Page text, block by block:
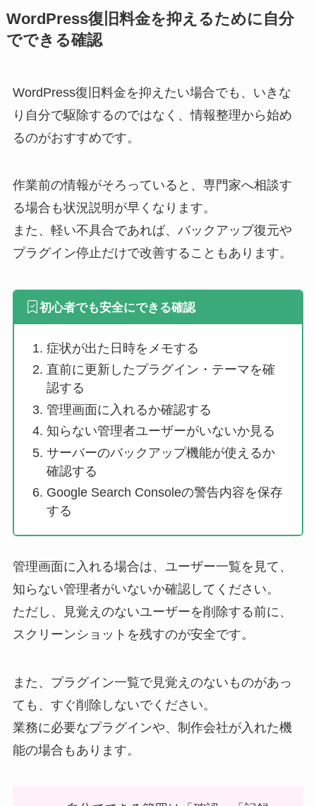
WordPress復旧料金を抑えるために自分
でできる確認
WordPress復旧料金を抑えたい場合でも、いきな
り自分で駆除するのではなく、情報整理から始め
るのがおすすめです。
作業前の情報がそろっていると、専門家へ相談す
る場合も状況説明が早くなります。
また、軽い不具合であれば、バックアップ復元や
プラグイン停止だけで改善することもあります。
初心者でも安全にできる確認
症状が出た日時をメモする
直前に更新したプラグイン・テーマを確
認する
管理画面に入れるか確認する
知らない管理者ユーザーがいないか見る
サーバーのバックアップ機能が使えるか
確認する
Google Search Consoleの警告内容を保存
する
管理画面に入れる場合は、ユーザー一覧を見て、
知らない管理者がいないか確認してください。
ただし、見覚えのないユーザーを削除する前に、
スクリーンショットを残すのが安全です。
また、プラグイン一覧で見覚えのないものがあっ
ても、すぐ削除しないでください。
業務に必要なプラグインや、制作会社が入れた機
能の場合もあります。